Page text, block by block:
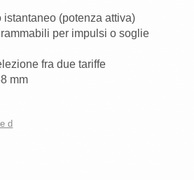
istantaneo (potenza attiva)
per impulsi o soglie
fra due tariffe
mm
d